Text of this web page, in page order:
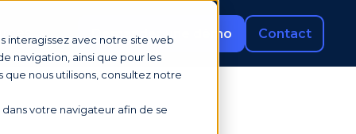
interagissez avec notre site web
navigation, ainsi que pour les
que nous utilisons, consultez notre
votre navigateur afin de se
Demander une démo Contact